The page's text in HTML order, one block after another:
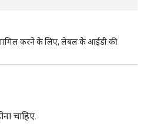
करने के लिए, लेबल के आईडी की
चाहिए.